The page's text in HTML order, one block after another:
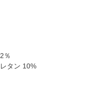
％
タン 10%